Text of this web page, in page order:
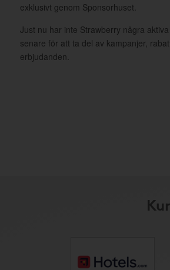
exklusivt genom Sponsorhuset.
Just nu har inte Strawberry några
senare för att ta del av kampanjer,
erbjudanden.